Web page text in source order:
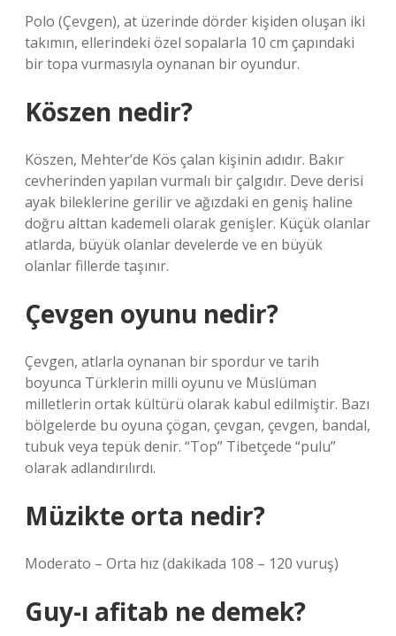
Polo (Çevgen), at üzerinde dörder kişiden oluşan iki
takımın, ellerindeki özel sopalarla 10 cm çapındaki
bir topa vurmasıyla oynanan bir oyundur.
Köszen nedir?
Köszen, Mehter’de Kös çalan kişinin adıdır. Bakır
cevherinden yapılan vurmalı bir çalgıdır. Deve derisi
ayak bileklerine gerilir ve ağızdaki en geniş haline
doğru alttan kademeli olarak genişler. Küçük olanlar
atlarda, büyük olanlar develerde ve en büyük
olanlar fillerde taşınır.
Çevgen oyunu nedir?
Çevgen, atlarla oynanan bir spordur ve tarih
boyunca Türklerin milli oyunu ve Müslüman
milletlerin ortak kültürü olarak kabul edilmiştir. Bazı
bölgelerde bu oyuna çögan, çevgan, çevgen, bandal,
tubuk veya tepük denir. “Top” Tibetçede “pulu”
olarak adlandırılırdı.
Müzikte orta nedir?
Moderato – Orta hız (dakikada 108 – 120 vuruş)
Guy-ı afitab ne demek?